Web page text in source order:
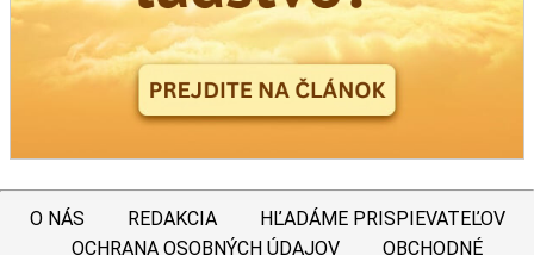
O NÁS REDAKCIA
HĽADÁME PRISPIEVATEĽOV
OCHRANA OSOBNÝCH ÚDAJOV
OBCHODNÉ